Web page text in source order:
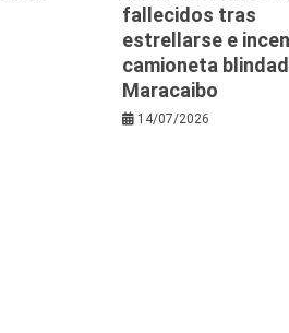
fallecidos tras
estrellarse e
camioneta
Maracaibo
14/07/2026